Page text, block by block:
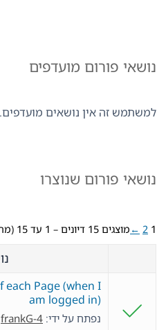
נושאי פורום מועדפים
למשתמש זה אין נושאים מועדפים.
נושאי פורום שנוצרו
מוצגים 15 דיונים – 1 עד 15 (מתוך 28 סה״כ) 1
2
←
Page (when I
am logged in)
נפתח על ידי: frankG-4